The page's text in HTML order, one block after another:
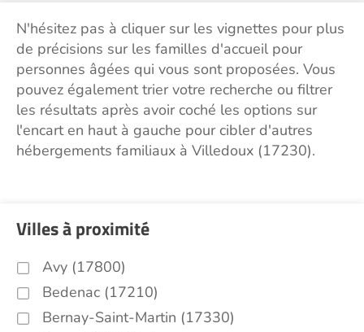
N'hésitez pas à cliquer sur les vignettes pour plus
de précisions sur les familles d'accueil pour
personnes âgées qui vous sont proposées. Vous
pouvez également trier votre recherche ou filtrer
les résultats après avoir coché les options sur
l'encart en haut à gauche pour cibler d'autres
hébergements familiaux à Villedoux (17230).
Villes à proximité
Avy (17800)
Bedenac (17210)
Bernay-Saint-Martin (17330)